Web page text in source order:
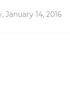
January 14, 2016